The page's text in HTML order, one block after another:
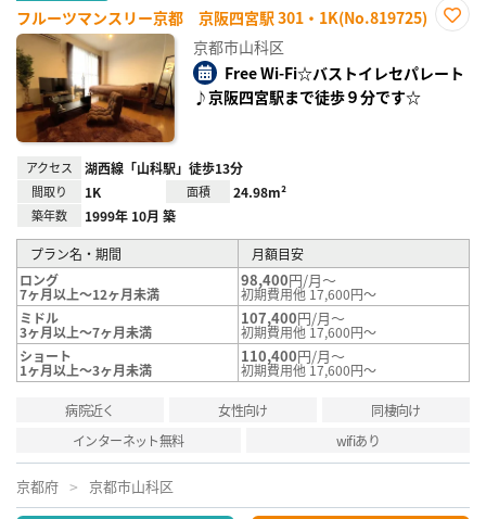
フルーツマンスリー京都 京阪四宮駅 301・1K(No.819725)
り登
京都市山科区
Free Wi-Fi☆バストイレセパレート
♪京阪四宮駅まで徒歩９分です☆
アクセス 湖西線「山科駅」徒歩13分
間取り 1K 面積 24.98m²
築年数 1999年 10月 築
プラン名・期間
月額目安
ロング
7ヶ月以上～12ヶ月未満
98,400円/月～
初期費用他 17,600円～
ミドル
3ヶ月以上～7ヶ月未満
107,400円/月～
初期費用他 17,600円～
ショート
1ヶ月以上～3ヶ月未満
110,400円/月～
初期費用他 17,600円～
病院近く 女性向け
同棲向け
インターネット無料
wifiあり
京都府 京都市山科区